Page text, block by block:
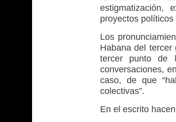
estigmatización,
proyectos
Los
Habana del
tercer punto de
conversaciones,
caso, de que
colectivas”.
En el escrito